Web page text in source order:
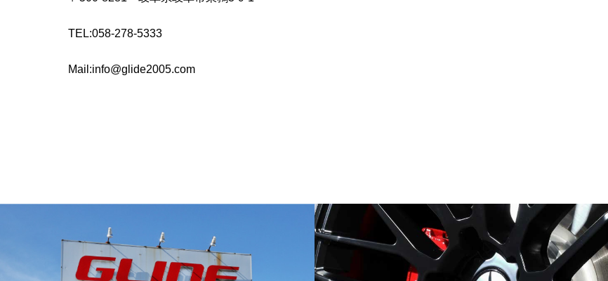
TEL:058-278-5333
Mail:info@glide2005.com